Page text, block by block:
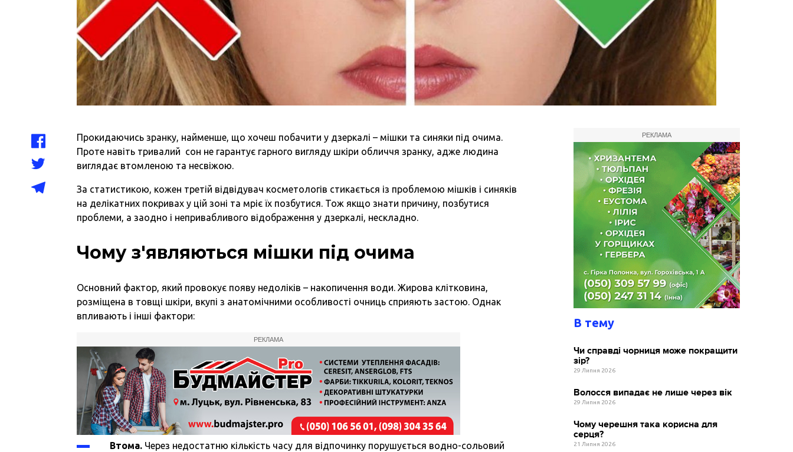
Прокидаючись зранку, найменше, що хочеш побачити у дзеркалі – мішки та синяки під очима.
Проте навіть тривалий сон не гарантує гарного вигляду шкіри обличчя зранку, адже людина
виглядає втомленою та несвіжою.
За статистикою, кожен третій відвідувач косметологів стикається із проблемою мішків і синяків
на делікатних покривах у цій зоні та мріє їх позбутися. Тож якщо знати причину, позбутися
проблеми, а заодно і непривабливого відображення у дзеркалі, нескладно.
Чому з'являються мішки під очима
Основний фактор, який провокує появу недоліків – накопичення води. Жирова клітковина,
розміщена в товщі шкіри, вкупі з анатомічними особливості очниць сприяють застою. Однак
впливають і інші фактори:
РЕКЛАМА
Втома. Через недостатню кількість часу для відпочинку порушується водно-сольовий
РЕКЛАМА
В тему
Чи справді чорниця може покращити
зір?
29 Липня 2026
Волосся випадає не лише через вік
29 Липня 2026
Чому черешня така корисна для
серця?
21 Липня 2026